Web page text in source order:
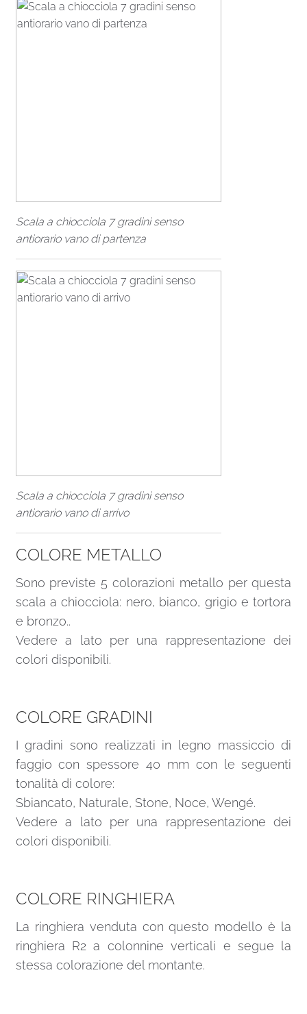
Scala a chiocciola 7 gradini senso
antiorario vano di partenza
Scala a chiocciola 7 gradini senso
antiorario vano di arrivo
COLORE METALLO
Sono previste 5 colorazioni metallo per questa
scala a chiocciola: nero, bianco, grigio e tortora
e bronzo..
Vedere a lato per una rappresentazione dei
colori disponibili.
COLORE GRADINI
I gradini sono realizzati in legno massiccio di
faggio con spessore 40 mm con le seguenti
tonalità di colore:
Sbiancato, Naturale, Stone, Noce, Wengé.
Vedere a lato per una rappresentazione dei
colori disponibili.
COLORE RINGHIERA
La ringhiera venduta con questo modello è la
ringhiera R2 a colonnine verticali e segue la
stessa colorazione del montante.